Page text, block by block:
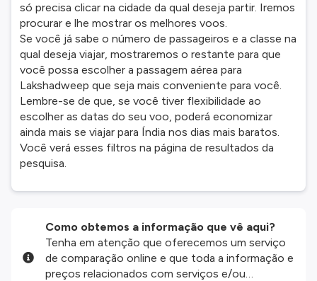
só precisa clicar na cidade da qual deseja partir. Iremos
procurar e lhe mostrar os melhores voos.
Se você já sabe o número de passageiros e a classe na
qual deseja viajar, mostraremos o restante para que
você possa escolher a passagem aérea para
Lakshadweep que seja mais conveniente para você.
Lembre-se de que, se você tiver flexibilidade ao
escolher as datas do seu voo, poderá economizar
ainda mais se viajar para Índia nos dias mais baratos.
Você verá esses filtros na página de resultados da
pesquisa.
Como obtemos a informação que vê aqui?
Tenha em atenção que oferecemos um serviço
de comparação online e que toda a informação e
preços relacionados com serviços e/ou